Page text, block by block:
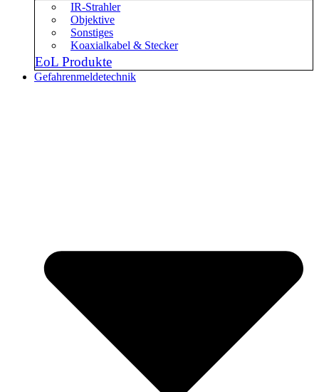
IR-Strahler
Objektive
Sonstiges
Koaxialkabel & Stecker
EoL Produkte
Gefahrenmeldetechnik